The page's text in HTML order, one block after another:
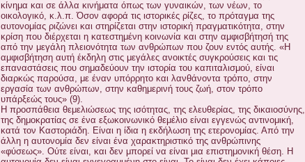
κίνημα και σε άλλα κινήματα όπως των γυναικών, των νέων, το
οικολογικό, κ.λ.π. Όσον αφορά τις ιστορικές ρίζες, το πρόταγμα της
αυτονομίας ριζώνει και στηρίζεται στην ιστορική πραγματικότητα, στην
κρίση που διέρχεται η κατεστημένη κοινωνία και στην αμφισβήτησή της
από την μεγάλη πλειονότητα των ανθρώπων που ζουν εντός αυτής. «Η
αμφισβήτηση αυτή έκδηλη στις μεγάλες ανοικτές συγκρούσεις και τις
επαναστάσεις που σημαδεύουν την ιστορία του καπιταλισμού, είναι
διαρκώς παρούσα, με έναν υπόρρητο και λανθάνοντα τρόπο, στην
εργασία των ανθρώπων, στην καθημερινή τους ζωή, στον τρόπο
υπάρξεώς τους» (9).
Η προσπάθεια θεμελιώσεως της ισότητας, της ελευθερίας, της δικαιοσύνης,
της δημοκρατίας σε ένα εξωκοινωνικό θεμέλιο είναι εγγενώς αντινομική,
κατά τον Καστοριάδη. Είναι η ίδια η εκδήλωση της ετερονομίας. Από την
άλλη η αυτονομία δεν είναι ένα χαρακτηριστικό της ανθρώπινης
«φύσεως». Ούτε είναι, και δεν μπορεί να είναι μια επιστημονική θέση. Η